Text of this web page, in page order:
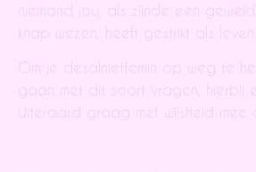
niemand jou, als zijnde een
knap wezen, heeft gestrikt als
Om je desalniettemin op weg te
gaan met dit soort vragen, hierbij
Uiteraard graag met wijsheid mee